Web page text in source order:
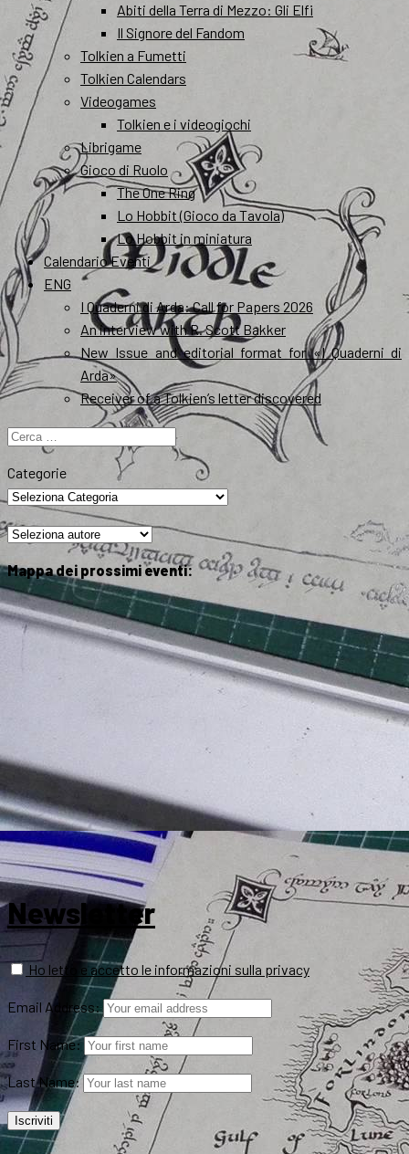
Abiti della Terra di Mezzo: Gli Elfi
Il Signore del Fandom
Tolkien a Fumetti
Tolkien Calendars
Videogames
Tolkien e i videogiochi
Librigame
Gioco di Ruolo
The One Ring
Lo Hobbit (Gioco da Tavola)
Lo Hobbit in miniatura
Calendario Eventi
ENG
I Quaderni di Arda: Call for Papers 2026
An interview with R. Scott Bakker
New Issue and editorial format for «I Quaderni di
Arda»
Receiver of a Tolkien’s letter discovered
Ricerca
Categorie
Mappa dei prossimi eventi:
Newsletter
Ho letto e accetto le informazioni sulla privacy
Email Address:
First Name:
Last Name: